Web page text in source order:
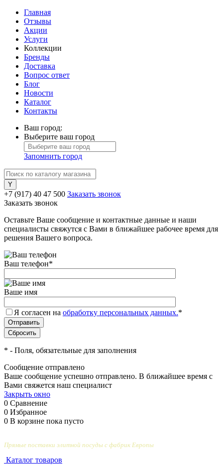
Главная
Отзывы
Акции
Услуги
Коллекции
Бренды
Доставка
Вопрос ответ
Блог
Новости
Каталог
Контакты
Ваш город:
Выберите ваш город
Запомнить город
+7 (917) 40 47 500 Заказать звонок
Заказать звонок
Оставьте Ваше сообщение и контактные данные и наши
специалисты свяжутся с Вами в ближайшее рабочее время для
решения Вашего вопроса.
Ваш телефон*
Ваше имя
Я согласен на обработку персональных данных.*
* - Поля, обязательные для заполнения
Сообщение отправлено
Ваше сообщение успешно отправлено. В ближайшее время с
Вами свяжется наш специалист
Закрыть окно
0 Сравнение
0 Избранное
0 В корзине пока пусто
Прямые поставки элитной посуды с фабрик Европы
Каталог товаров